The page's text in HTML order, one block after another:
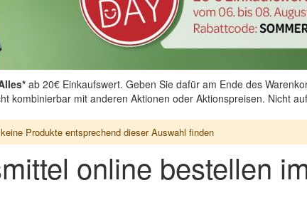
ab 20€ Einkaufswert. Geben Sie dafür am Ende des
kombinierbar mit anderen Aktionen oder Aktionspreisen. Nicht
Produkte entsprechend dieser Auswahl finden
online bestellen